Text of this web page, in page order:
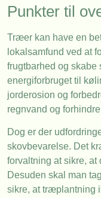
Punkter til
Træer kan have en
lokalsamfund ved at
frugtbarhed og skabe
energiforbruget til
jorderosion og
regnvand og
Dog er der
skovbevarelse. Det
forvaltning at sikre,
Desuden skal man
sikre, at træplantning